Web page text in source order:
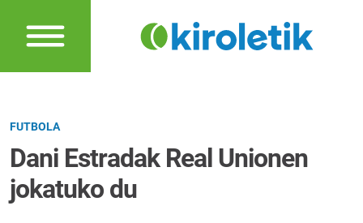
FUTBOLA
Dani Estradak Real Unionen
jokatuko du